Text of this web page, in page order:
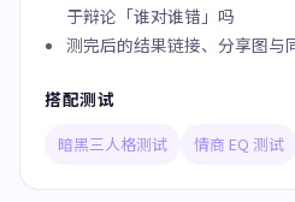
于辩论「谁对谁错」吗
测完后的结果链接、分享图与
搭配测试
暗黑三人格测试 情商 EQ 测试